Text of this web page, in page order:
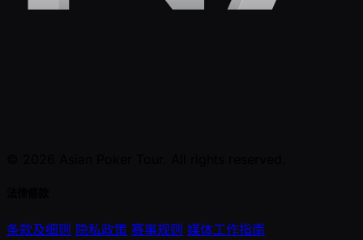
条款及细则 隐私政策 赛事规则 媒体工作指南